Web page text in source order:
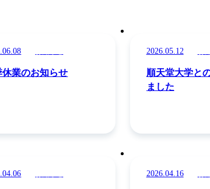
休業のお知らせ
2026.05.12
順天堂大学と
ました
2026.04.16